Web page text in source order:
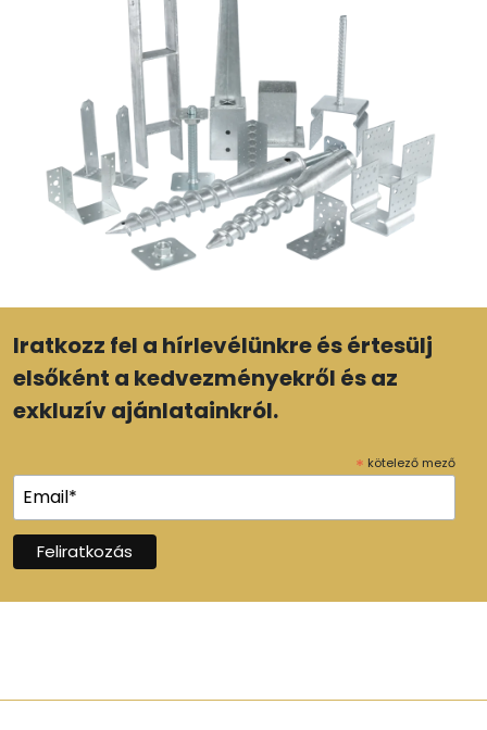
Iratkozz fel a hírlevélünkre és értesülj
elsőként a kedvezményekről és az
exkluzív ajánlatainkról.
* kötelező mező